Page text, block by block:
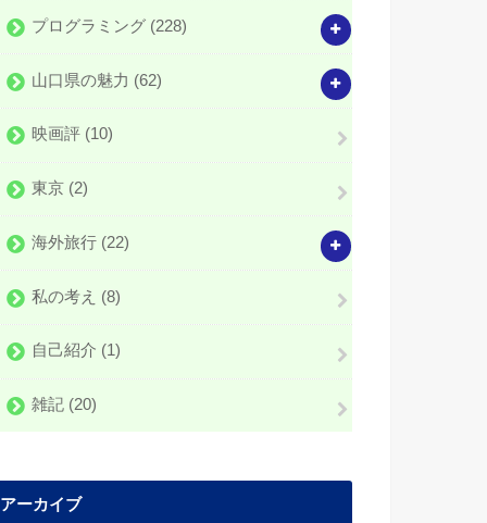
プログラミング (228)
山口県の魅力 (62)
映画評 (10)
東京 (2)
海外旅行 (22)
私の考え (8)
自己紹介 (1)
雑記 (20)
アーカイブ